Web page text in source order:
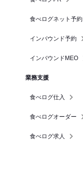
食べログネット予約
インバウンド予約
インバウンドMEO
業務支援
食べログ仕入
食べログオーダー
食べログ求人